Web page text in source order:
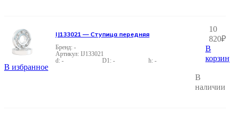
В избранное
IJ133021
-
- -
-
IJ133021 — Ступица передняя
10
820₽
В
В
наличии